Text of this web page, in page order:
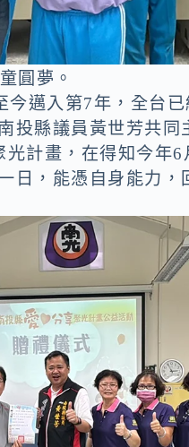
圓夢。
邁入第7年，全台
投縣議員黃世芳共同
計畫，在得知今年
日，能憑自身能力，